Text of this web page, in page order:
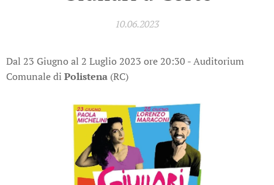
10.06.2023
Dal 23 Giugno al 2 Luglio 2023 ore 20:30 - Auditorium
Comunale di Polistena (RC)